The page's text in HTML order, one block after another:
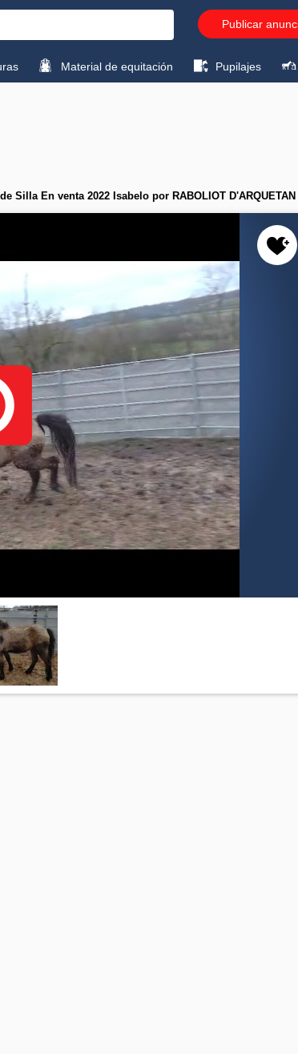
Publicar
Material de equitación Pupilajes
Silla En venta 2022 Isabelo por RABOLIOT D'ARQUETAN